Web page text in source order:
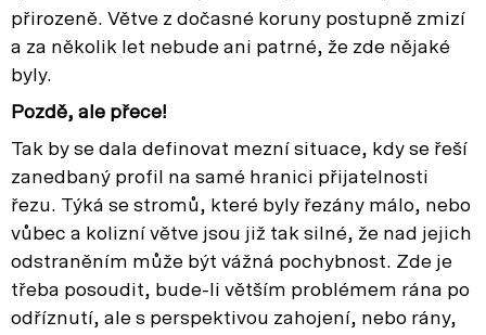
přirozeně. Větve z dočasné koruny postupně zmizí
a za několik let nebude ani patrné, že zde nějaké
byly.
Pozdě, ale přece!
Tak by se dala definovat mezní situace, kdy se řeší
zanedbaný profil na samé hranici přijatelnosti
řezu. Týká se stromů, které byly řezány málo, nebo
vůbec a kolizní větve jsou již tak silné, že nad jejich
odstraněním může být vážná pochybnost. Zde je
třeba posoudit, bude-li větším problémem rána po
odříznutí, ale s perspektivou zahojení, nebo rány,